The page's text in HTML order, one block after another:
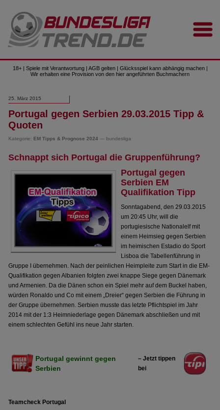
18+ | Spiele mit Verantwortung | AGB gelten | Glücksspiel kann abhängig machen |
Wir erhalten eine Provision von den hier angeführten Buchmachern
25. März 2015
Portugal gegen Serbien 29.03.2015 Tipp &
Quoten
Kategorie: EM Tipps & Prognose 2024 — bundesliga
Schnappt sich Portugal die Gruppenführung?
Portugal gegen
Serbien EM
Qualifikation Tipp
Sonntagabend, den 29.03.2015
um 20:45 Uhr, will die
portugiesische Nationalelf mit
einem Heimsieg gegen Serbien
im heimischen Estadio do Sport
Lisboa die Tabellenführung in
Gruppe I übernehmen. Nach der peinlichen Heimpleite zum Start in die EM-
Qualifikation gegen Albanien folgten zwei knappe Siege gegen Dänemark
und Armenien. Da die Dänen schon ein Spiel mehr auf dem Buckel haben,
würden Ronaldo und Co mit einem „Dreier“ gegen Serbien die Führung in
der Gruppe übernehmen. Serbien musste das letzte Pflichtspiel im Jahr
2014 mit der 1:3 Heimniederlage gegen Dänemark abschließen und mit
einem schlechten Gefühl ins neue Jahr starten.
Portugal gewinnt gegen
Serbien
– Jetzt tippen
bei
Teamcheck Portugal